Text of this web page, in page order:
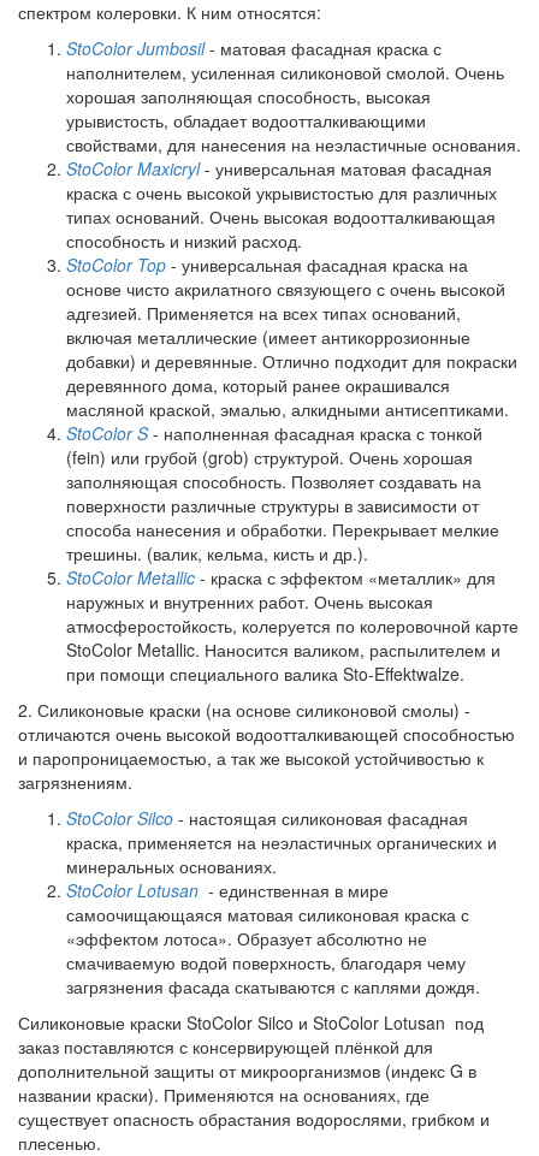
спектром колеровки. К ним относятся:
StoColor Jumbosil - матовая фасадная краска с
наполнителем, усиленная силиконовой смолой. Очень
хорошая заполняющая способность, высокая
урывистость, обладает водоотталкивающими
свойствами, для нанесения на неэластичные основания.
StoColor Maxicryl - универсальная матовая фасадная
краска с очень высокой укрывистостью для различных
типах оснований. Очень высокая водоотталкивающая
способность и низкий расход.
StoColor Top - универсальная фасадная краска на
основе чисто акрилатного связующего с очень высокой
адгезией. Применяется на всех типах оснований,
включая металлические (имеет антикоррозионные
добавки) и деревянные. Отлично подходит для покраски
деревянного дома, который ранее окрашивался
масляной краской, эмалью, алкидными антисептиками.
StoColor S - наполненная фасадная краска с тонкой
(fein) или грубой (grob) структурой. Очень хорошая
заполняющая способность. Позволяет создавать на
поверхности различные структуры в зависимости от
способа нанесения и обработки. Перекрывает мелкие
трешины. (валик, кельма, кисть и др.).
StoColor Metallic - краска с эффектом «металлик» для
наружных и внутренних работ. Очень высокая
атмосферостойкость, колеруется по колеровочной карте
StoColor Metallic. Наносится валиком, распылителем и
при помощи специального валика Sto-Effektwalze.
2. Силиконовые краски (на основе силиконовой смолы) -
отличаются очень высокой водоотталкивающей способностью
и паропроницаемостью, а так же высокой устойчивостью к
загрязнениям.
StoColorSilco - настоящая силиконовая фасадная
краска, применяется на неэластичных органических и
минеральных основаниях.
StoColorLotusan - единственная в мире
самоочищающаяся матовая силиконовая краска с
«эффектом лотоса». Образует абсолютно не
смачиваемую водой поверхность, благодаря чему
загрязнения фасада скатываются с каплями дождя.
Силиконовые краски StoColor Silco и StoColor Lotusan под
заказ поставляются с консервирующей плёнкой для
дополнительной защиты от микроорганизмов (индекс G в
названии краски). Применяются на основаниях, где
существует опасность обрастания водорослями, грибком и
плесенью.